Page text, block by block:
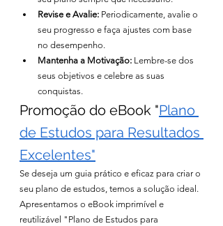
Revise e Avalie: Periodicamente, avalie o
seu progresso e faça ajustes com base
no desempenho.
Mantenha a Motivação: Lembre-se dos
seus objetivos e celebre as suas
conquistas.
Promoção do eBook "Plano
de Estudos para Resultados
Excelentes"
Se deseja um guia prático e eficaz para criar o
seu plano de estudos, temos a solução ideal.
Apresentamos o eBook imprimível e
reutilizável "Plano de Estudos para